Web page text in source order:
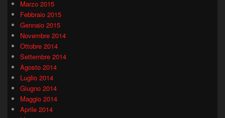
Marzo 2015
Febbraio 2015
Gennaio 2015
Novembre 2014
Ottobre 2014
Settembre 2014
Agosto 2014
Luglio 2014
Giugno 2014
Maggio 2014
Aprile 2014